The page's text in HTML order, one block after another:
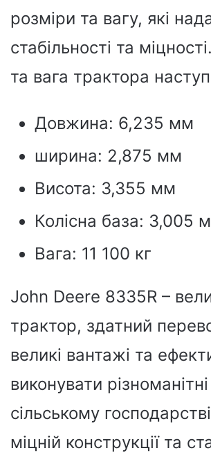
розміри та вагу, які
стабільності та
та вага трактора
Довжина: 6,235 мм
ширина: 2,875 мм
Висота: 3,355 мм
Колісна база: 3,005
Вага: 11 100 кг
John Deere 8335R –
трактор, здатний
великі вантажі та
виконувати
сільському
міцній конструкції та